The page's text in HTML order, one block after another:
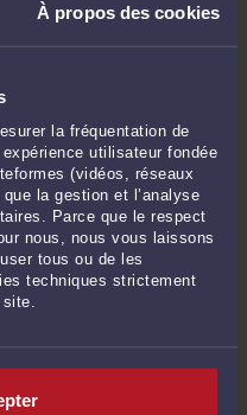
À propos des cookies
la fréquentation de
utilisateur fondée
(vidéos, réseaux
la gestion et l’analyse
Parce que le respect
nous, nous vous laissons
tous ou de les
techniques strictement
le viseur des autorités de